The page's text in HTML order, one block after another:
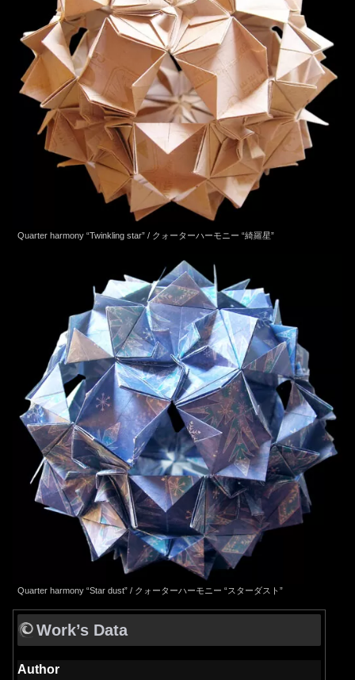
Quarter harmony “Twinkling star” / クォーターハーモニー “綺羅星”
Quarter harmony “Star dust” / クォーターハーモニー “スターダスト”
Work’s Data
Author